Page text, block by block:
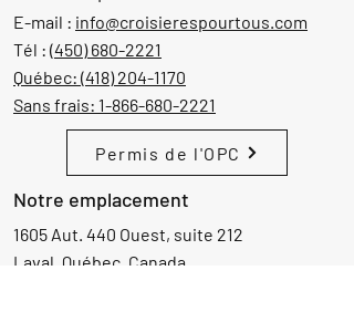
E-mail : info@croisierespourtous.com
Tél : (450) 680-2221
Québec: (418) 204-1170
Sans frais: 1-866-680-2221
Permis de l'OPC
Notre emplacement
1605 Aut. 440 Ouest, suite 212
Laval, Québec, Canada